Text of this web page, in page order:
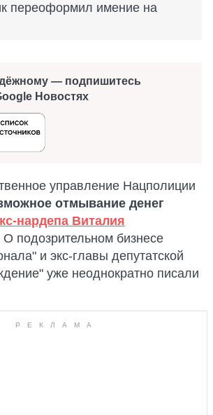
переоформил имение на
— подпишитесь
Новостях
управление Нацполиции
отмывание денег
нардепа Виталия
О подозрительном бизнесе
и экс-главы депутатской
уже неоднократно писали